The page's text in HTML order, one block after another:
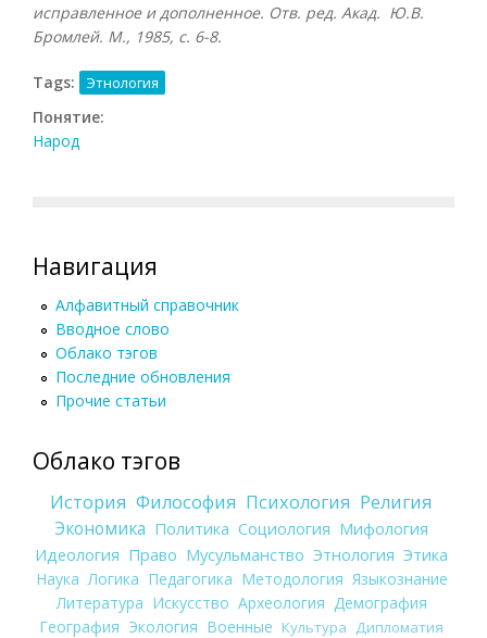
исправленное и дополненное. Отв. ред. Акад. Ю.В.
Бромлей. М., 1985, с. 6-8.
Tags: Этнология
Понятие:
Народ
Навигация
Алфавитный справочник
Вводное слово
Облако тэгов
Последние обновления
Прочие статьи
Облако тэгов
История Философия Психология Религия
Экономика Политика Социология Мифология
Идеология Право Мусульманство Этнология Этика
Наука Логика Педагогика Методология Языкознание
Литература Искусство Археология Демография
География Экология Военные Культура
Дипломатия